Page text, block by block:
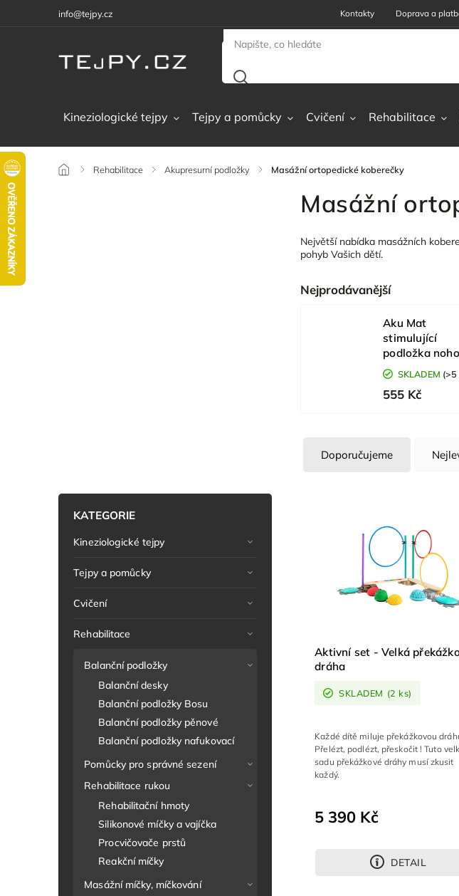
info@tejpy.cz Kontakty Doprava a
Kineziologické tejpy Tejpy a pomůcky Cvičení Rehabilitace
/ Rehabilitace / Akupresurní podložky / Masážní ortopedické koberečky
KATEGORIE
Kineziologické tejpy
Tejpy a pomůcky
Cvičení
Rehabilitace
Balanční podložky
Balanční desky
Balanční podložky Bosu
Balanční podložky pěnové
Balanční podložky nafukovací
Pomůcky pro správné sezení
Rehabilitace rukou
Rehabilitační hmoty
Silikonové míčky a vajíčka
Procvičovače prstů
Reakční míčky
Masážní míčky, míčkování
Masážní
Největší nabídka masážních
pohyb Vašich dětí.
Nejprodávanější
Aku Mat
stimulující
podložka
SKLADEM (>5
555 Kč
Doporučujeme
Aktivní set - Velká
dráha
SKLADEM (2 ks)
5 390 Kč
DETAIL
Každé dítě miluje překážkovou
Přelézt, podlézt, přeskočit ! Tuto
sadu překážkové dráhy musí zkusit
každý.